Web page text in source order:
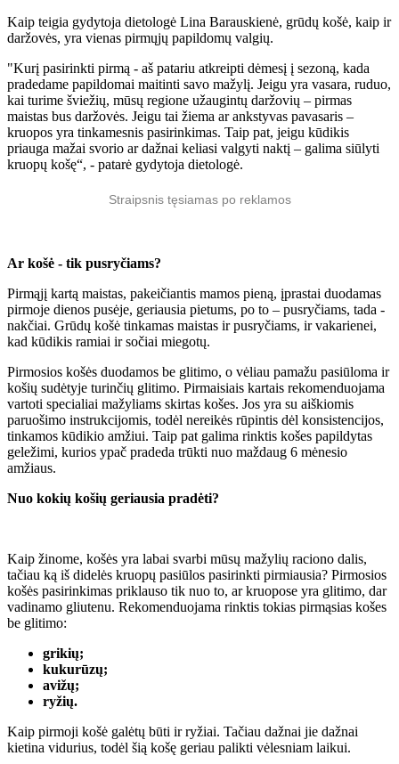
Kaip teigia gydytoja dietologė Lina Barauskienė, grūdų košė, kaip ir
daržovės, yra vienas pirmųjų papildomų valgių.
"Kurį pasirinkti pirmą - aš patariu atkreipti dėmesį į sezoną, kada
pradedame papildomai maitinti savo mažylį. Jeigu yra vasara, ruduo,
kai turime šviežių, mūsų regione užaugintų daržovių – pirmas
maistas bus daržovės. Jeigu tai žiema ar ankstyvas pavasaris –
kruopos yra tinkamesnis pasirinkimas. Taip pat, jeigu kūdikis
priauga mažai svorio ar dažnai keliasi valgyti naktį – galima siūlyti
kruopų košę“, - patarė gydytoja dietologė.
Straipsnis tęsiamas po reklamos
Ar košė - tik pusryčiams?
Pirmąjį kartą maistas, pakeičiantis mamos pieną, įprastai duodamas
pirmoje dienos pusėje, geriausia pietums, po to – pusryčiams, tada -
nakčiai. Grūdų košė tinkamas maistas ir pusryčiams, ir vakarienei,
kad kūdikis ramiai ir sočiai miegotų.
Pirmosios košės duodamos be glitimo, o vėliau pamažu pasiūloma ir
košių sudėtyje turinčių glitimo. Pirmaisiais kartais rekomenduojama
vartoti specialiai mažyliams skirtas košes. Jos yra su aiškiomis
paruošimo instrukcijomis, todėl nereikės rūpintis dėl konsistencijos,
tinkamos kūdikio amžiui. Taip pat galima rinktis košes papildytas
geležimi, kurios ypač pradeda trūkti nuo maždaug 6 mėnesio
amžiaus.
Nuo kokių košių geriausia pradėti?
Kaip žinome, košės yra labai svarbi mūsų mažylių raciono dalis,
tačiau ką iš didelės kruopų pasiūlos pasirinkti pirmiausia? Pirmosios
košės pasirinkimas priklauso tik nuo to, ar kruopose yra glitimo, dar
vadinamo gliutenu. Rekomenduojama rinktis tokias pirmąsias košes
be glitimo:
grikių;
kukurūzų;
avižų;
ryžių.
Kaip pirmoji košė galėtų būti ir ryžiai. Tačiau dažnai jie dažnai
kietina vidurius, todėl šią košę geriau palikti vėlesniam laikui.